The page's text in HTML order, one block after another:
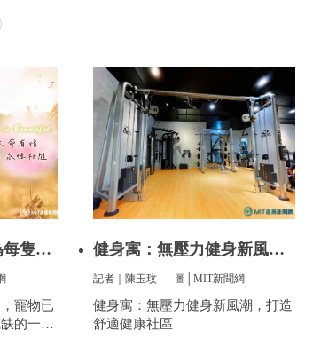
隻愛
寵物已
的一部
健身寓：無壓力健身新風
潮，打造舒
記者｜陳玉玟 圖│MIT新聞網
健身寓：無壓力健身新風潮，打造
舒適健康社區